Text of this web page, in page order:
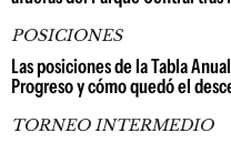
POSICIONES
Las posiciones de la Tabla
Progreso y cómo quedó el
TORNEO INTERMEDIO